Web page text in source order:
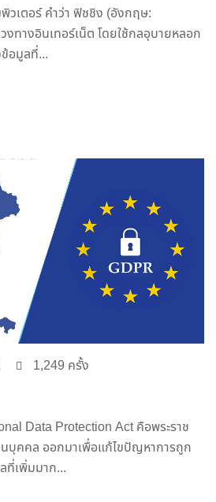
วเตอร์ คำว่า ฟิชชิง (อังกฤษ:
ทางอินเทอร์เน็ต โดยใช้กลอุบายหลอก
ข้อมูลที่...
1,249 ครั้ง
Data Protection Act คือพระราช
คคล ออกมาเพื่อแก้ไขปัญหาการถูก
ที่เพิ่มมาก...